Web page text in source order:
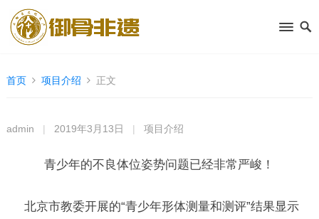
首页 项目介绍 正文
admin 2019年3月13日 项目介绍
青少年的不良体位姿势问题已经非常严峻！
北京市教委开展的“青少年形体测量和测评”结果显示